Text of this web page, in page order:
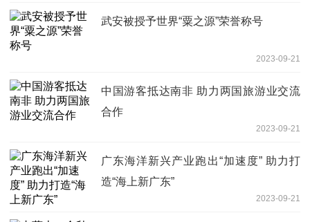
武安被授予世界“粟之源”荣誉称号
2023-09-21
中国游客抵达南非 助力两国旅游业交流
合作
2023-09-21
广东海洋新兴产业跑出“加速度” 助力打
造“海上新广东”
2023-09-21